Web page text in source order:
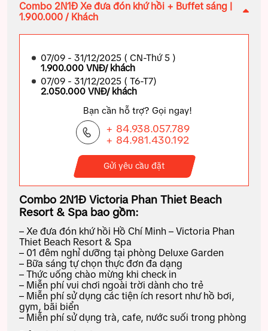
Combo 2N1Đ Xe đưa đón khứ hồi + Buffet sáng |
1.900.000 / Khách
07/09 - 31/12/2025 ( CN-Thứ 5 )
1.900.000 VNĐ/ khách
07/09 - 31/12/2025 ( T6-T7)
2.050.000 VNĐ/ khách
Bạn cần hỗ trợ? Gọi ngay!
+ 84.938.057.789
+ 84.981.430.192
Gửi yêu cầu đặt
Combo 2N1Đ Victoria Phan Thiet Beach
Resort & Spa bao gồm:
– Xe đưa đón khứ hồi Hồ Chí Minh – Victoria Phan
Thiet Beach Resort & Spa
– 01 đêm nghỉ dưỡng tại phòng Deluxe Garden
– Bữa sáng tự chọn thực đơn đa dạng
– Thức uống chào mừng khi check in
– Miễn phí vui chơi ngoài trời dành cho trẻ
– Miễn phí sử dụng các tiện ích resort như hồ bơi,
gym, bãi biển
– Miễn phí sử dụng trà, cafe, nước suối trong phòng